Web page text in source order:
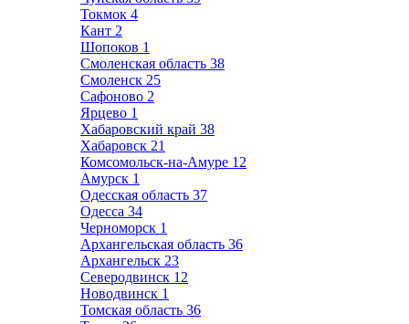
Токмок 4
Кант 2
Шопоков 1
Смоленская область 38
Смоленск 25
Сафоново 2
Ярцево 1
Хабаровский край 38
Хабаровск 21
Комсомольск-на-Амуре 12
Амурск 1
Одесская область 37
Одесса 34
Черноморск 1
Архангельская область 36
Архангельск 23
Северодвинск 12
Новодвинск 1
Томская область 36